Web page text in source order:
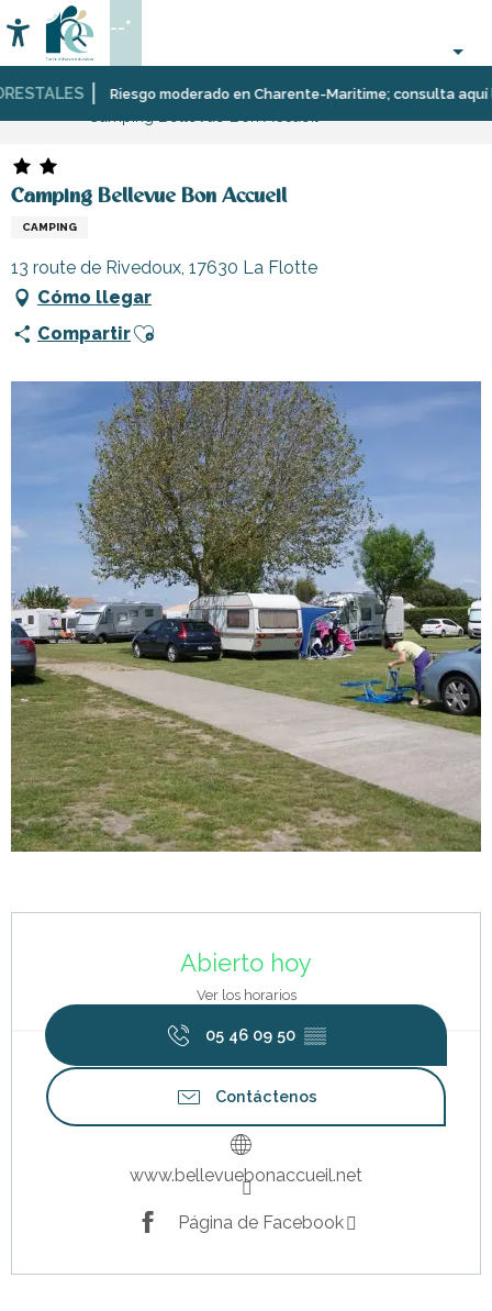
au
contenu
principal
Riesgo moderado en Charente-Maritime; consulta aquí las
Accessibilité
Buscar
--°
Página Web EstanciaAlojamiento
Campings
Camping Bellevue Bon Accueil
CAMPING
13 route de Rivedoux, 17630 La Flotte
Cómo llegar
CompartirAjouter aux favoris
Abierto hoy
Ver los horarios
05 46 09 50 ▒▒
Contáctenos
www.bellevuebonaccueil.net
Página de Facebook